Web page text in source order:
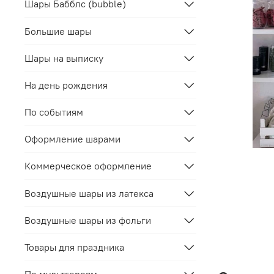
Шары Бабблс (bubble)
Большие шары
Шары на выписку
На день рождения
По событиям
Оформление шарами
Коммерческое оформление
Воздушные шары из латекса
Воздушные шары из фольги
Товары для праздника